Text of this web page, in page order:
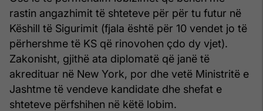
rastin angazhimit të shteteve për për tu futur në
Këshill të Sigurimit (fjala është për 10 vendet jo të
përhershme të KS që rinovohen çdo dy vjet).
Zakonisht, gjithë ata diplomatë që janë të
akredituar në New York, por dhe vetë Ministritë e
Jashtme të vendeve kandidate dhe shefat e
shteteve përfshihen në këtë lobim.